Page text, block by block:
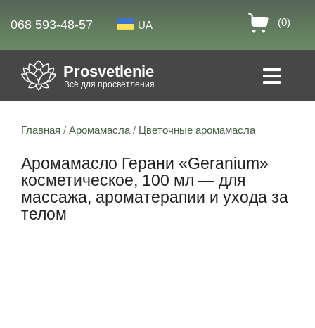
068 593-48-57 UA (0)
Prosvetlenie
Всё для просветления
Главная / Аромамасла / Цветочные аромамасла
Аромамасло Герани «Geranium»
косметическое, 100 мл — для
массажа, ароматерапии и ухода за
телом